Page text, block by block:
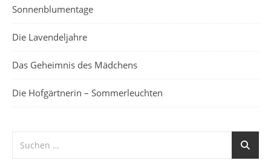
Sonnenblumentage
Die Lavendeljahre
Das Geheimnis des Mädchens
Die Hofgärtnerin – Sommerleuchten